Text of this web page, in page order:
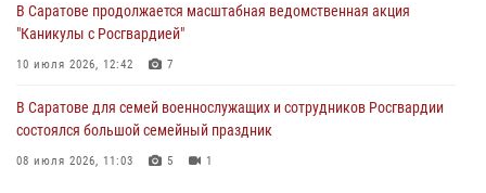
В Саратовской области при содействии спецназа Росгвардии
задержан подозреваемый в незаконном обороте наркотиков
В Саратове продолжается масштабная ведомственная акция
"Каникулы с Росгвардией"
10 июля 2026, 12:42 7
В Саратове для семей военнослужащих и сотрудников Росгвардии
состоялся большой семейный праздник
08 июля 2026, 11:03 5 1